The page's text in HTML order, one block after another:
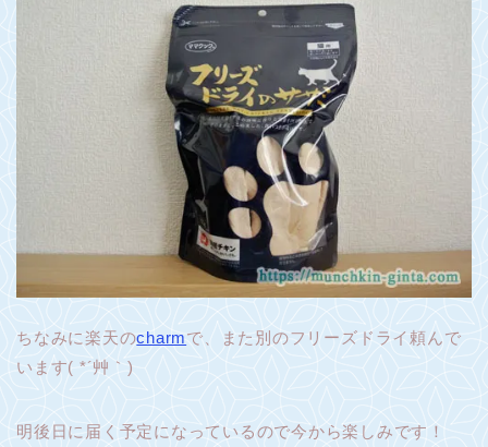
ちなみに楽天のcharmで、また別のフリーズドライ頼んで
います( *´艸｀)
明後日に届く予定になっているので今から楽しみです！